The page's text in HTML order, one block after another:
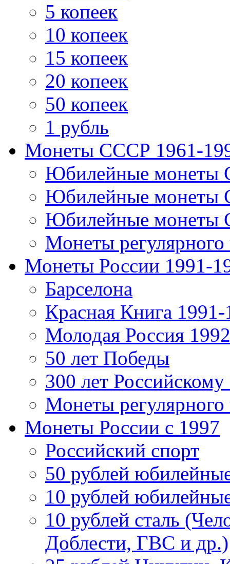
5 копеек
10 копеек
15 копеек
20 копеек
50 копеек
1 рубль
Монеты СССР 1961-
Юбилейные монеты
Юбилейные
Юбилейные
Монеты
Монеты России 1991-
Барселона
Красная Книга 1991-
Молодая Россия
50 лет Победы
300 лет
Монеты
Монеты России c 1997
Российский спорт
50 рублей
10 рублей
10 рублей сталь
Доблести, ГВС и др.)